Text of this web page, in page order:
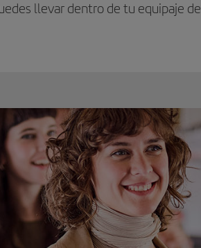
llevar dentro de tu equipaje de